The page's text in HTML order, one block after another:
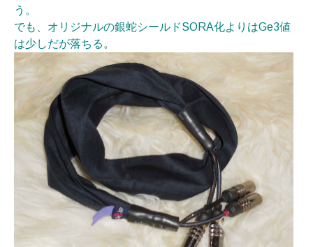
う。
でも、オリジナルの銀蛇シールドSORA化よりはGe3値
は少しだが落ちる。